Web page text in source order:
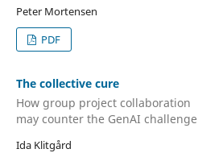
Peter Mortensen
PDF
The collective cure
How group project collaboration
may counter the GenAI challenge
Ida Klitgård